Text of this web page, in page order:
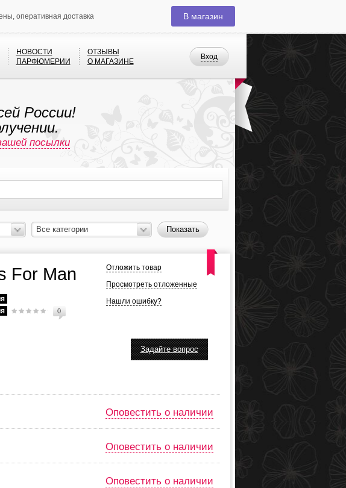
оперативная доставка В магазин
Вход
НОВОСТИ
ПАРФЮМЕРИИ
ОТЗЫВЫ
О МАГАЗИНЕ
России!
посылки
Все категории Показать
Отложить товар
Просмотреть отложенные
Нашли ошибку?
For Man
0
Задайте вопрос
Оповестить о наличии
Оповестить о наличии
Оповестить о наличии